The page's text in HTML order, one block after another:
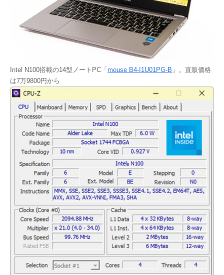
Intel N100搭載の14型ノートPC「 mouse B4-I1U01PG-B 」。直販価格
は7万9800円から